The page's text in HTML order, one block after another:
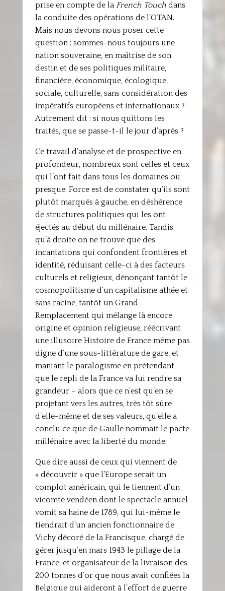
prise en compte de la French Touchdans
la conduite des opérations de l’OTAN.
Mais nous devons nous poser cette
question : sommes-nous toujours une
nation souveraine, en maîtrise de son
destin et de ses politiques militaire,
financière, économique, écologique,
sociale, culturelle, sans considération des
impératifs européens et internationaux ?
Autrement dit : si nous quittons les
traités, que se passe-t-il le jour d’après ?
Ce travail d’analyse et de prospective en
profondeur, nombreux sont celles et ceux
qui l’ont fait dans tous les domaines ou
presque. Force est de constater qu’ils sont
plutôt marqués à gauche, en déshérence
de structures politiques qui les ont
éjectés au début du millénaire. Tandis
qu’à droite on ne trouve que des
incantations qui confondent frontières et
identité, réduisant celle-ci à des facteurs
culturels et religieux, dénonçant tantôt le
cosmopolitisme d’un capitalisme athée et
sans racine, tantôt un Grand
Remplacement qui mélange là encore
origine et opinion religieuse, réécrivant
une illusoire Histoire de France même pas
digne d’une sous-littérature de gare, et
maniant le paralogisme en prétendant
que le repli de la France va lui rendre sa
grandeur – alors que ce n’est qu’en se
projetant vers les autres, très tôt sûre
d’elle-même et de ses valeurs, qu’elle a
conclu ce que de Gaulle nommait le pacte
millénaire avec la liberté du monde.
Que dire aussi de ceux qui viennent de
« découvrir » que l’Europe serait un
complot américain, qui le tiennent d’un
vicomte vendéen dont le spectacle annuel
vomit sa haine de 1789, qui lui-même le
tiendrait d’un ancien fonctionnaire de
Vichy décoré de la Francisque, chargé de
gérer jusqu’en mars 1943 le pillage de la
France, et organisateur de la livraison des
200 tonnes d’or que nous avait confiées la
Belgique qui aideront à l’effort de guerre